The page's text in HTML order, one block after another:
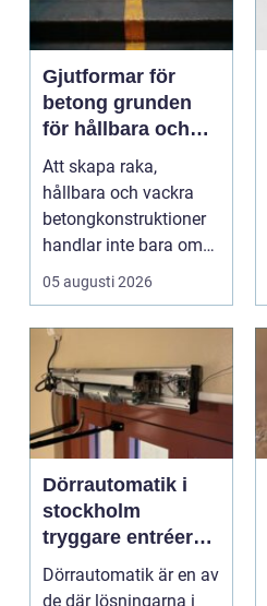
Gjutformar för
betong grunden
för hållbara och
precisa
konstruktioner
Att skapa raka,
hållbara och vackra
betongkonstruktioner
handlar inte bara om
rätt betongrecept elle...
05 augusti 2026
Dörrautomatik i
stockholm
tryggare entréer
och bättre
tillgänglighet
Dörrautomatik är en av
de där lösningarna i